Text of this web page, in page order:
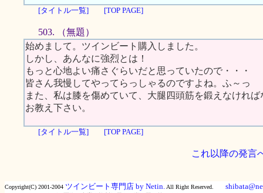
[タイトル一覧] [TOP PAGE]
503. （無題）
始めまして。ツインビート購入しました。
しかし、あんなに強烈とは！
もっと心地よい痛さぐらいだと思っていたので・・・
皆さん我慢してやってらっしゃるのですよね。ふ～っ
また、私は膝を傷めていて、大腿四頭筋を鍛えなけれ
お教え下さい。
[タイトル一覧] [TOP PAGE]
これ以降の発言
Copyright(C) 2001-2004 ツインビート専門店 by Netin. All Right Reserved.